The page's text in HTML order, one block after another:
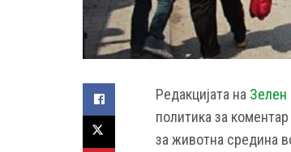
Редакцијата на
политика за
за животна средина